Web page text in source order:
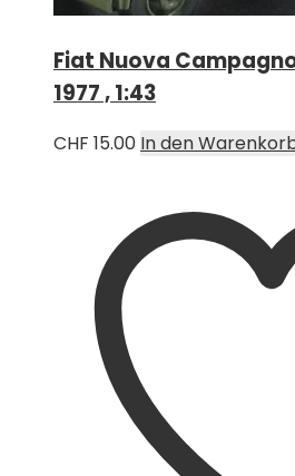
Fiat Nuova
1977 , 1:43
CHF 15.00 In den